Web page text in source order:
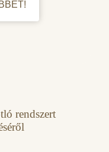
rendszert